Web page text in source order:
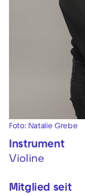
Foto: Natalie Grebe
Instrument
Violine
Mitglied seit